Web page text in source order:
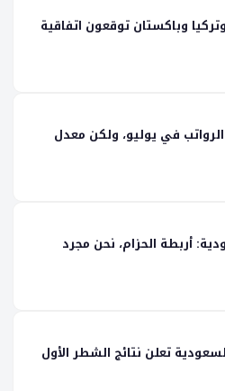
وباكستان توقعون اتفاقية
الرواتب في يوليو، ولكن معدل
أربطة الحزام، نحن مجرد
تعلن نتائج الشطر الأول